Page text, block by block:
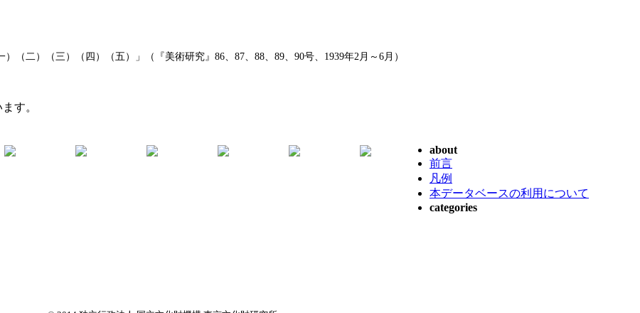
（二）（三）（四）（五）」（『美術研究』86、87、88、89、90号、1939年2月～6月）
す。
about
前言
凡例
本データベースの利用について
categories